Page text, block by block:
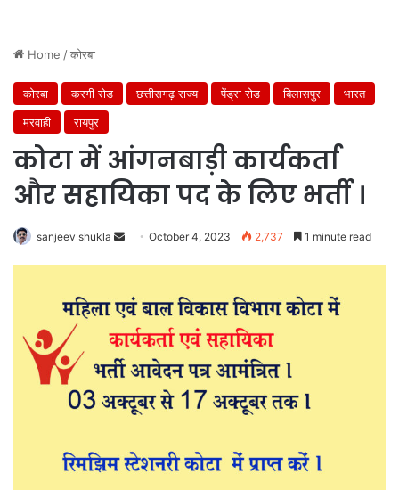
Home /कोरबा
कोरबा करगी रोड छत्तीसगढ़ राज्य पेंड्रा रोड बिलासपुर
भारत
मरवाही
रायपुर
कोटा में आंगनबाड़ी कार्यकर्ता
और सहायिका पद के लिए भर्ती ।
sanjeev shukla
SendOctober 4, 2023 2,737 1 minute read